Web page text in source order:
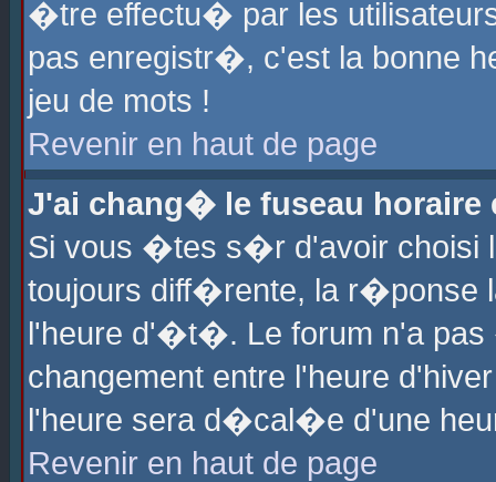
�tre effectu� par les
pas enregistr�, c'est la bonne
jeu de mots !
Revenir en haut de page
J'ai chang� le fuseau horaire
Si vous �tes s�r d'avoir choisi
toujours diff�rente, la r�ponse
l'heure d'�t�. Le forum n'a
changement entre l'heure
l'heure sera d�cal�e d'une
Revenir en haut de page